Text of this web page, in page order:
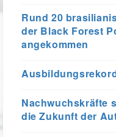
Rund 20
der Black Forest
angekommen
Nachwuchskräfte
die Zukunft der